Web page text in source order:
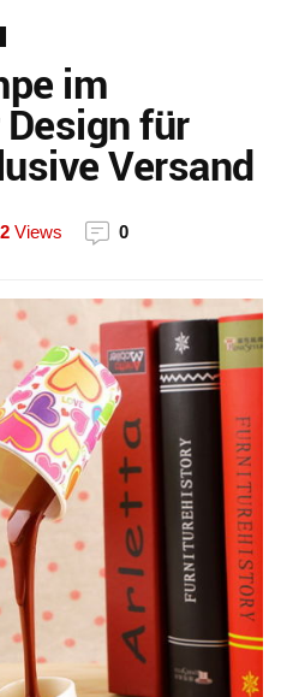
im
für
Versand
2 Views 0